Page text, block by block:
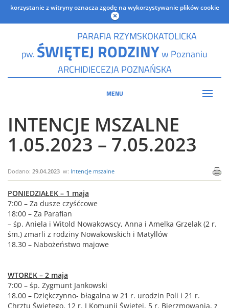
korzystanie z witryny oznacza zgodę na wykorzystywanie plików cookie
PARAFIA RZYMSKOKATOLICKA
pw. ŚWIĘTEJ RODZINYw Poznaniu
ARCHIDIECEZJA POZNAŃSKA
MENU
INTENCJE MSZALNE
1.05.2023 – 7.05.2023
Dodano: 29.04.2023 w: Intencje mszalne
PONIEDZIAŁEK – 1 maja
7:00 – Za dusze czyśćcowe
18:00 – Za Parafian
– śp. Aniela i Witold Nowakowscy, Anna i Amelka Grzelak (2 r.
śm.) zmarli z rodziny Nowakowskich i Matyllów
18.30 – Nabożeństwo majowe
WTOREK – 2 maja
7:00 – śp. Zygmunt Jankowski
18.00 – Dziękczynno- błagalna w 21 r. urodzin Poli i 21 r.
Chrztu Świętego, 12 r. I Komunii Świętej, 5 r. Bierzmowania, z